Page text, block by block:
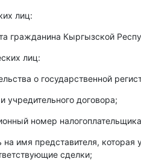
лиц:
гражданина Кыргызской
лиц:
о государственной
учредительного договора;
номер
на имя представителя,
сделки;